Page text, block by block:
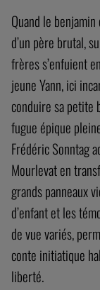
Quand le
d’un père brutal,
frères s’enfuient
jeune Yann, ici
conduire sa petite
fugue épique
Frédéric Sonntag
Mourlevat en
grands panneaux
d’enfant et les
de vue variés,
conte initiatique
liberté.